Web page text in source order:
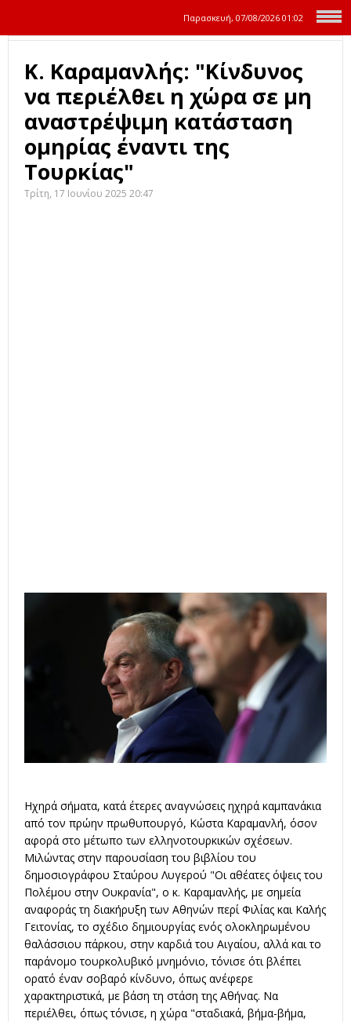
Παρασκευή, 07/08/2026 01:02
Κ. Καραμανλής: "Κίνδυνος
να περιέλθει η χώρα σε μη
αναστρέψιμη κατάσταση
ομηρίας έναντι της
Τουρκίας"
Τρίτη, 17 Ιουνίου 2025 20:47
Ηχηρά σήματα, κατά έτερες αναγνώσεις ηχηρά καμπανάκια
από τον πρώην πρωθυπουργό, Κώστα Καραμανλή, όσον
αφορά στο μέτωπο των ελληνοτουρκικών σχέσεων.
Μιλώντας στην παρουσίαση του βιβλίου του
δημοσιογράφου Σταύρου Λυγερού "Οι αθέατες όψεις του
Πολέμου στην Ουκρανία", ο κ. Καραμανλής, με σημεία
αναφοράς τη διακήρυξη των Αθηνών περί Φιλίας και Καλής
Γειτονίας, το σχέδιο δημιουργίας ενός ολοκληρωμένου
θαλάσσιου πάρκου, στην καρδιά του Αιγαίου, αλλά και το
παράνομο τουρκολυβικό μνημόνιο, τόνισε ότι βλέπει
ορατό έναν σοβαρό κίνδυνο, όπως ανέφερε
χαρακτηριστικά, με βάση τη στάση της Αθήνας. Να
περιέλθει, όπως τόνισε, η χώρα "σταδιακά, βήμα-βήμα,